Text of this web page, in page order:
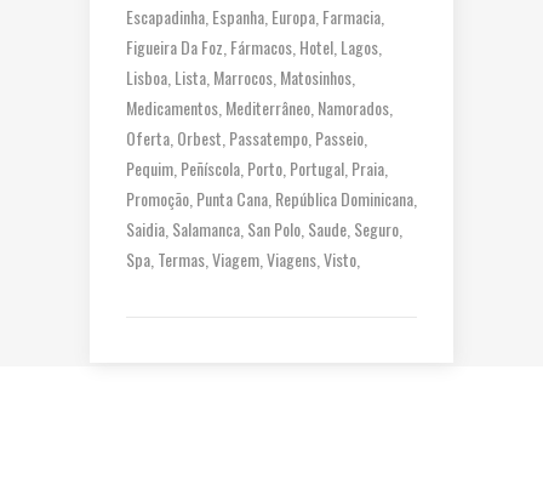
Escapadinha Espanha Europa Farmacia
Figueira Da Foz Fármacos Hotel Lagos
Lisboa Lista Marrocos Matosinhos
Medicamentos Mediterrâneo Namorados
Oferta Orbest Passatempo Passeio
Pequim Peñíscola Porto Portugal Praia
Promoção Punta Cana República Dominicana
Saidia Salamanca San Polo Saude Seguro
Spa Termas Viagem Viagens Visto